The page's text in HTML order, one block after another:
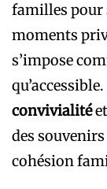
familles pour
moments
s’impose
convivialitéet
des
cohésion